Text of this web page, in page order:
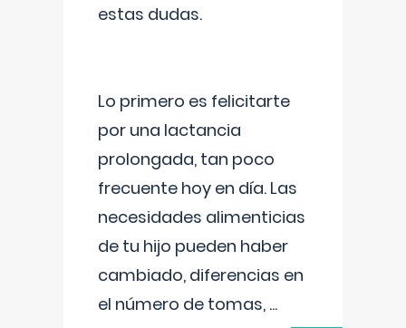
estas dudas.
Lo primero es felicitarte
por una lactancia
prolongada, tan poco
frecuente hoy en día. Las
necesidades alimenticias
de tu hijo pueden haber
cambiado, diferencias en
el número de tomas, ...